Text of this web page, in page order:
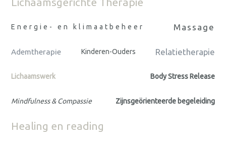
Energie- en klimaatbeheer Massage
Ademtherapie Kinderen-Ouders Relatietherapie
Lichaamswerk Body Stress Release
Mindfulness & Compassie Zijnsgeörienteerde begeleiding
Healing en reading